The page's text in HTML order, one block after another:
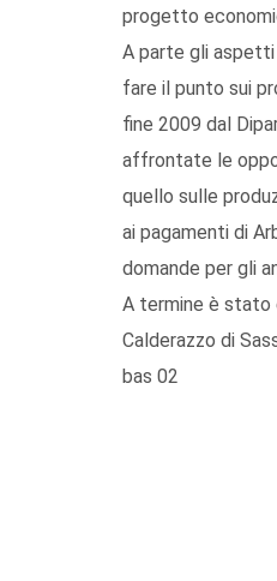
progetto
A parte gli aspetti
fare il punto sui
fine 2009 dal
affrontate le
quello sulle
ai pagamenti di
domande per gli
A termine è stato
Calderazzo di
bas 02